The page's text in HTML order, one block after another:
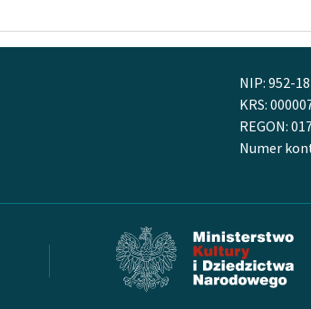
NIP: 952-
KRS:
REGON:
Numer